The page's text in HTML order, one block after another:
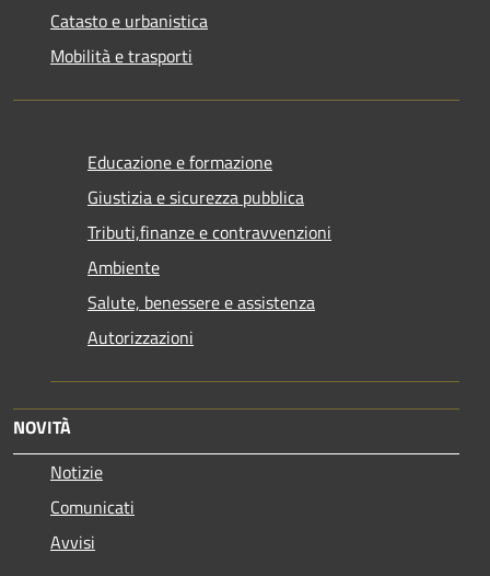
Catasto e urbanistica
Mobilità e trasporti
Educazione e formazione
Giustizia e sicurezza pubblica
Tributi,finanze e contravvenzioni
Ambiente
Salute, benessere e assistenza
Autorizzazioni
NOVITÀ
Notizie
Comunicati
Avvisi